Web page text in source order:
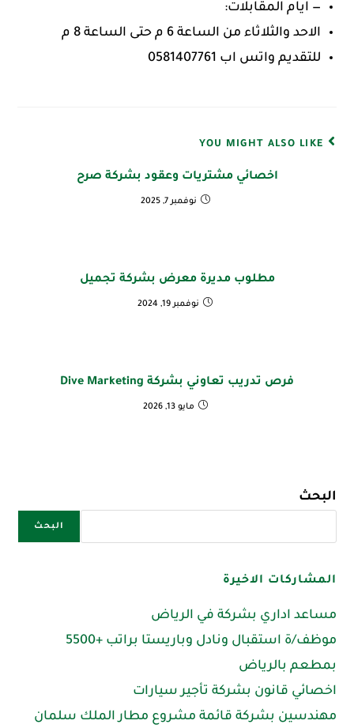
— ايام المقابلات:
الاحد والثلاثاء من الساعة 6 م حتى الساعة 8 م
للتقديم واتس اب 0581407761
YOU MIGHT ALSO LIKE
اخصائي مشتريات وعقود بشركة صرح
نوفمبر 7, 2025
مطلوب مديرة معرض بشركة تجميل
نوفمبر 19, 2024
فرص تدريب تعاوني بشركة Dive Marketing
مايو 13, 2026
البحث
البحث
المشاركات الاخيرة
مساعد اداري بشركة في الرياض
موظف/ة استقبال ونادل وباريستا براتب +5500
بمطعم بالرياض
اخصائي قانون بشركة تأجير سيارات
مهندسين بشركة قائمة مشروع مطار الملك سلمان